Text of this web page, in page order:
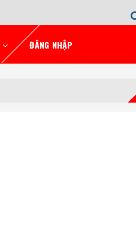
ĐĂNG NHẬP